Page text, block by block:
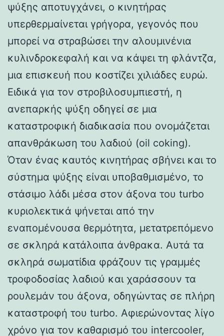
ψύξης αποτυγχάνει, ο κινητήρας
υπερθερμαίνεται γρήγορα, γεγονός που
μπορεί να στραβώσει την αλουμινένια
κυλινδροκεφαλή και να κάψει τη φλάντζα,
μια επισκευή που κοστίζει χιλιάδες ευρώ.
Ειδικά για τον στροβιλοσυμπιεστή, η
ανεπαρκής ψύξη οδηγεί σε μια
καταστροφική διαδικασία που ονομάζεται
απανθράκωση του λαδιού (oil coking).
Όταν ένας καυτός κινητήρας σβήνει και το
σύστημα ψύξης είναι υποβαθμισμένο, το
στάσιμο λάδι μέσα στον άξονα του turbo
κυριολεκτικά ψήνεται από την
εναπομένουσα θερμότητα, μετατρεπόμενο
σε σκληρά κατάλοιπα άνθρακα. Αυτά τα
σκληρά σωματίδια φράζουν τις γραμμές
τροφοδοσίας λαδιού και χαράσσουν τα
ρουλεμάν του άξονα, οδηγώντας σε πλήρη
καταστροφή του turbo. Αφιερώνοντας λίγο
χρόνο για τον καθαρισμό του intercooler,